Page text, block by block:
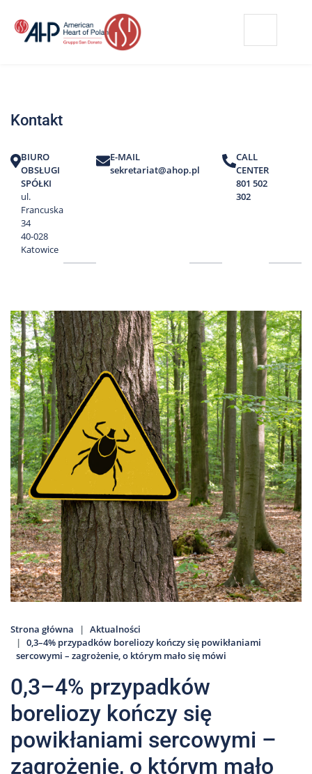
treści
Strefa
Edukacja
Pacjenta
O
nas
Marki
Nas
Kariera
Galeria
Kontakt
801
502
302
Kontakt
BIURO
OBSŁUGI
SPÓŁKI
ul.
Francuska
34
40-028
Katowice
E-MAIL
sekretariat@ahop.pl
CALL
CENTER
801 502
302
Strona główna
Aktualności
0,3–4% przypadków boreliozy kończy się powikłaniami
sercowymi – zagrożenie, o którym mało się mówi
0,3–4% przypadków
boreliozy kończy się
powikłaniami sercowymi –
zagrożenie, o którym mało